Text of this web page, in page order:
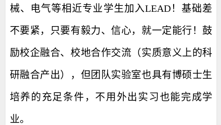
械、电气等相近专业学生加入LEAD！基础差
不要紧，只要有毅力、信心，就一定能行！鼓
励校企融合、校地合作交流（实质意义上的科
研融合产出），但团队实验室也具有博硕士生
培养的充足条件，不用外出实习也能完成学
业。